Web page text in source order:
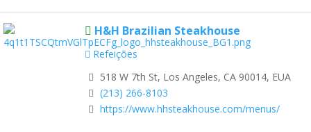
H&H Brazilian Steakhouse
Refeições
518 W 7th St, Los Angeles, CA 90014, EUA
(213) 266-8103
https://www.hhsteakhouse.com/menus/